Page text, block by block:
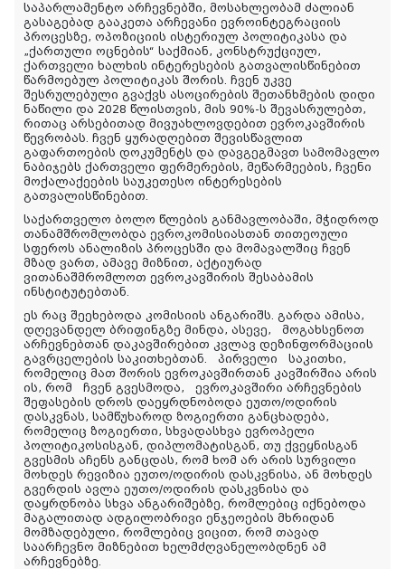
საპარლამენტო არჩევნებში, მოსახლეობამ ძალიან
გასაგებად გააკეთა არჩევანი ევროინტეგრაციის
პროცესზე, ოპოზიციის ისტერიულ პოლიტიკასა და
„ქართული ოცნების“ საქმიან, კონსტრუქციულ,
ქართველი ხალხის ინტერესების გათვალისწინებით
წარმოებულ პოლიტიკას შორის. ჩვენ უკვე
შესრულებული გვაქვს ასოცირების შეთანხმების დიდი
ნაწილი და 2028 წლისთვის, მის 90%-ს შევასრულებთ,
რითაც არსებითად მივუახლოვდებით ევროკავშირის
წევრობას. ჩვენ ყურადღებით შევისწავლით
გაფართოების დოკუმენტს და დავგეგმავთ სამომავლო
ნაბიჯებს ქართველი ფერმერების, მეწარმეების, ჩვენი
მოქალაქეების საუკეთესო ინტერესების
გათვალისწინებით.
საქართველო ბოლო წლების განმავლობაში, მჭიდროდ
თანამშრომლობდა ევროკომისიასთან თითეოული
სფეროს ანალიზის პროცესში და მომავალშიც ჩვენ
მზად ვართ, ამავე მიზნით, აქტიურად
ვითანაშმრომლოთ ევროკავშირის შესაბამის
ინსტიტუტებთან.
ეს რაც შეეხებოდა კომისიის ანგარიშს. გარდა ამისა,
დღევანდელ ბრიფინგზე მინდა, ასევე, მოგახსენოთ
არჩევნებთან დაკავშირებით კვლავ დეზინფორმაციის
გავრცელების საკითხებთან. პირველი საკითხი,
რომელიც მათ შორის ევროკავშირთან კავშირშია არის
ის, რომ ჩვენ გვესმოდა, ევროკავშირი არჩევნების
შეფასების დროს დაეყრდნობოდა ეუთო/ოდირის
დასკვნას, სამწუხაროდ ზოგიერთი განცხადება,
რომელიც ზოგიერთი, სხვადასხვა ევროპელი
პოლიტიკოსისგან, დიპლომატისგან, თუ ქვეყნისგან
გვესმის აჩენს განცდას, რომ ხომ არ არის სურვილი
მოხდეს რევიზია ეუთო/ოდირის დასკვნისა, ან მოხდეს
გვერდის ავლა ეუთო/ოდირის დასკვნისა და
დაყრდნობა სხვა ანგარიშებზე, რომლებიც იქნებოდა
მაგალითად ადგილობრივი ენჯეოების მხრიდან
მომზადებული, რომლებიც ვიცით, რომ თავად
საარჩევნო მიზნებით ხელმძღვანელობდნენ ამ
არჩევნებზე.